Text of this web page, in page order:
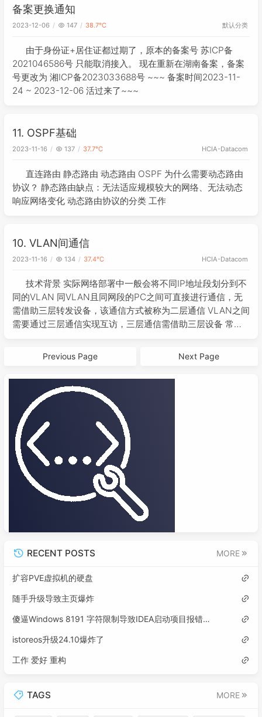
备案更换通知
2023-12-06 147 38.7℃ 默认分类
由于身份证+居住证都过期了，原本的备案号 苏ICP备
2021046586号 只能取消接入。 现在重新在湖南备案，备案
号更改为 湘ICP备2023033688号 ~~~ 备案时间2023-11-
24 ~ 2023-12-06 活过来了~~~
11. OSPF基础
2023-11-16 137 37.7℃ HCIA-Datacom
直连路由 静态路由 动态路由 OSPF 为什么需要动态路由
协议？ 静态路由缺点：无法适应规模较大的网络、无法动态
响应网络变化 动态路由协议的分类 工作
10. VLAN间通信
2023-11-16 134 37.4℃ HCIA-Datacom
技术背景 实际网络部署中一般会将不同IP地址段划分到不
同的VLAN 同VLAN且同网段的PC之间可直接进行通信，无
需借助三层转发设备，该通信方式被称为二层通信 VLAN之间
需要通过三层通信实现互访，三层通信需借助三层设备 常见
与路由器的三层接口互
Previous Page Next Page
RECENT POSTS MORE
扩容PVE虚拟机的硬盘
随手升级导致主页爆炸
傻逼Windows 8191 字符限制导致IDEA启动项目报错误: 找不到或无法加载主类
istoreos升级24.10爆炸了
工作 爱好 重构
TAGS MORE